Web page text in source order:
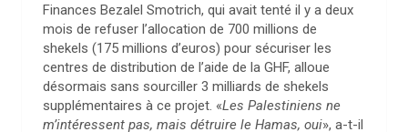
Finances Bezalel Smotrich, qui avait tenté il y a deux
mois de refuser l’allocation de 700 millions de
shekels (175 millions d’euros) pour sécuriser les
centres de distribution de l’aide de la GHF, alloue
désormais sans sourciller 3 milliards de shekels
supplémentaires à ce projet. «Les Palestiniens ne
m’intéressent pas, mais détruire le Hamas, oui», a-t-il